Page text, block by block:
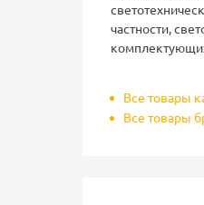
частности,
Все товары
Все товары